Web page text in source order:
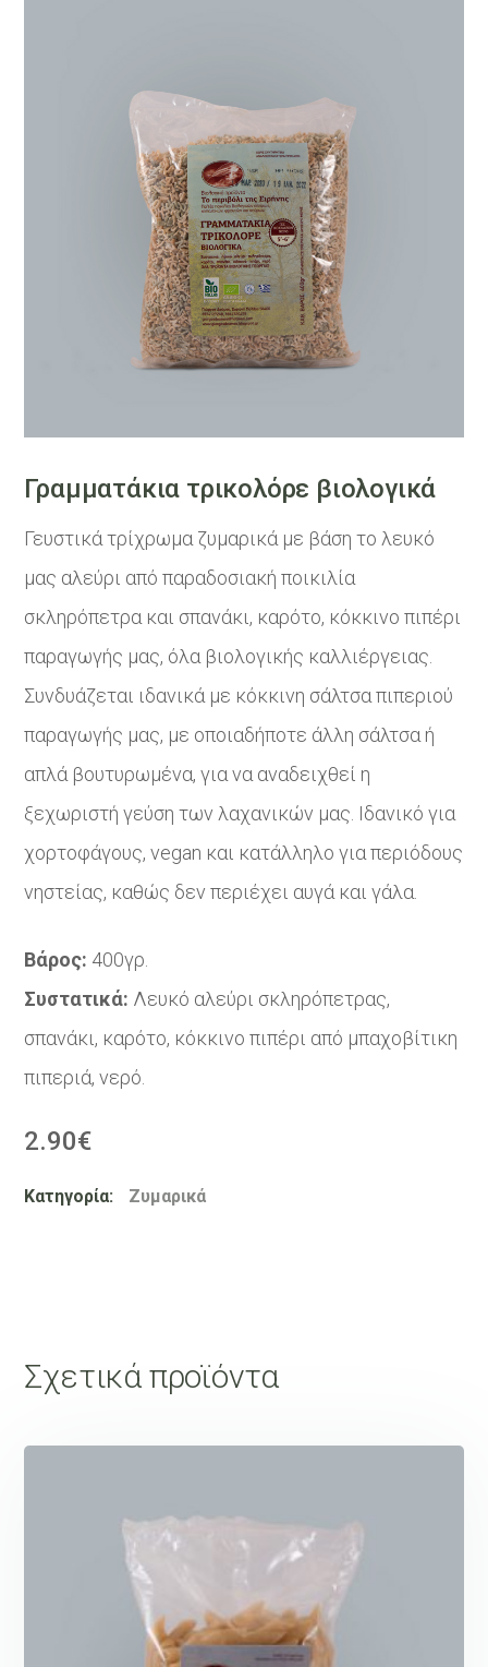
Γραμματάκια τρικολόρε βιολογικά
Γευστικά τρίχρωμα ζυμαρικά με βάση το λευκό
μας αλεύρι από παραδοσιακή ποικιλία
σκληρόπετρα και σπανάκι, καρότο, κόκκινο πιπέρι
παραγωγής μας, όλα βιολογικής καλλιέργειας.
Συνδυάζεται ιδανικά με κόκκινη σάλτσα πιπεριού
παραγωγής μας, με οποιαδήποτε άλλη σάλτσα ή
απλά βουτυρωμένα, για να αναδειχθεί η
ξεχωριστή γεύση των λαχανικών μας. Ιδανικό για
χορτοφάγους, vegan και κατάλληλο για περιόδους
νηστείας, καθώς δεν περιέχει αυγά και γάλα.
Βάρος: 400γρ.
Συστατικά: Λευκό αλεύρι σκληρόπετρας,
σπανάκι, καρότο, κόκκινο πιπέρι από μπαχοβίτικη
πιπεριά, νερό.
2.90€
Κατηγορία: Ζυμαρικά
Σχετικά προϊόντα